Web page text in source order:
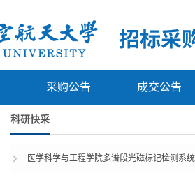
采购公告 成交公告
科研快采
医学科学与工程学院多谱段光磁标记检测系